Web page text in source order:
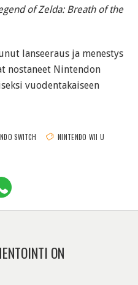
of Zelda: Breath of the
lanseeraus ja menestys
nostaneet Nintendon
vuodentakaiseen
SWITCH
NINTENDO WII U
ON